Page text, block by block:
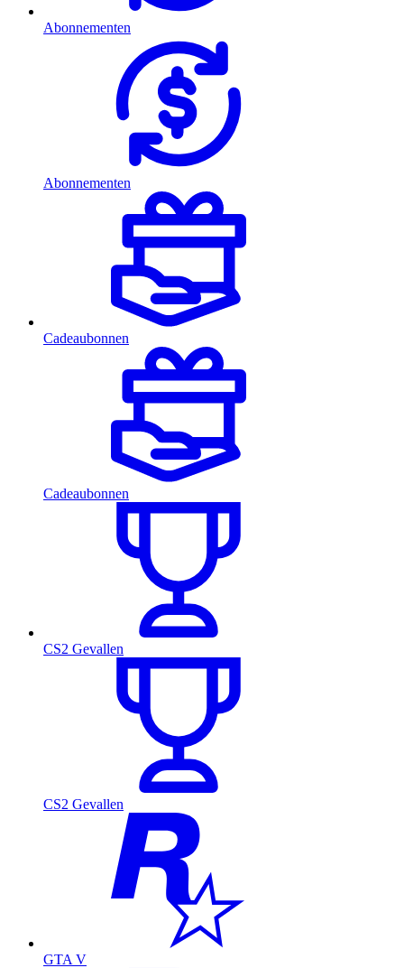
Abonnementen
Abonnementen
Cadeaubonnen
Cadeaubonnen
CS2 Gevallen
CS2 Gevallen
GTA V